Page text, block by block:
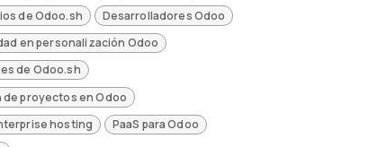
de Odoo.sh
Desarrolladores Odoo
en personalización Odoo
de Odoo.sh
proyectos en Odoo
hosting
PaaS para Odoo